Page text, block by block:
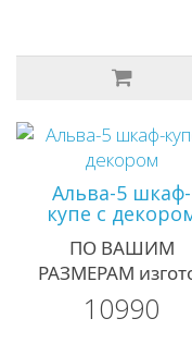
Альва-5 шкаф-
купе с
ПО ВАШИМ
РАЗМЕРАМ
10990